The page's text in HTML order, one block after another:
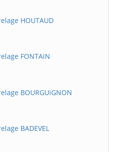
HOUTAUD
FONTAiN
BOURGUiGNON
BADEVEL